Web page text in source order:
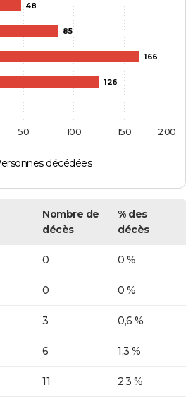
48
85
166
126
décédées
50 100 150 200
Nombre de
décès
% des
décès
0 0 %
0 0 %
3 0,6 %
6 1,3 %
11 2,3 %